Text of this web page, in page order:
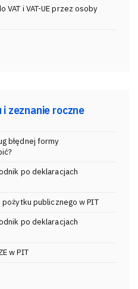
i VAT-UE przez osoby
zeznanie roczne
błędnej formy
po deklaracjach
publicznego w PIT
po deklaracjach
w PIT